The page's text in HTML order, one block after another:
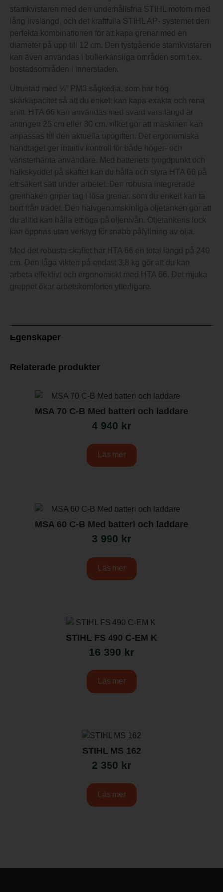
stamkvistaren med den underhållsfria STIHL motorn med
lång livslängd, och det kraftfulla STIHL AP- systemet den
perfekta kombinationen för att kapa grenar med en
diameter på upp till 12 cm. Den tystgående stamkvistaren
kan även användas i bullerkänsliga områden som t.ex.
bostadsområden i innerstaden.
Utrustad med ¼” PM3 sågkedja, som har hög
skärkapacitet så att du enkelt kan kapa exakta och rena
snitt. HTA 66 kan användas med svärd vars längd är
antingen 25 cm eller 30 cm, vilket gör att maskinen kan
anpassas till den aktuella uppgiften. Det ergonomiska
handtaget ger intuitiv kontroll för både höger- och
vänsterhänta användare. Med batteriets tyngdpunkt och
halkskyddet på skaftet kan du hålla och styra HTA 66 på
ett säkert sätt under arbetet. Den robusta integrerade
grenhaken griper tag i lösa grenar, som du enkelt kan ta
bort från trädet. Den halvgenomskinliga oljetanken gör att
du alltid kan hålla ett öga på oljenivån. Oljetankens lock
kan öppnas utan verktyg för snabb påfyllning av olja.
Med det robusta skaftet har HTA 66 en total längd på 240
cm. Den låga vikten på endast 3,8 kg gör att du kan
arbeta effektivt och ergonomiskt med HTA 66. Det mjuka
greppet ökar arbetskomforten ytterligare.
Egenskaper
Relaterade produkter
MSA 70 C-B Med batteri och laddare
4 940 kr
Läs mer
MSA 60 C-B Med batteri och laddare
3 990 kr
Läs mer
STIHL FS 490 C-EM K
16 390 kr
Läs mer
STIHL MS 162
2 350 kr
Läs mer